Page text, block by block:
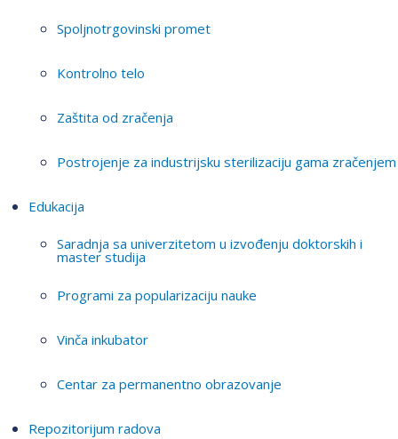
Spoljnotrgovinski promet
Kontrolno telo
Zaštita od zračenja
Postrojenje za industrijsku sterilizaciju gama zračenjem
Edukacija
Saradnja sa univerzitetom u izvođenju doktorskih i
master studija
Programi za popularizaciju nauke
Vinča inkubator
Centar za permanentno obrazovanje
Repozitorijum radova